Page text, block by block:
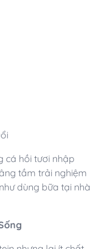
cá hồi tươi nhập
tầm trải nghiệm
dùng bữa tại nhà